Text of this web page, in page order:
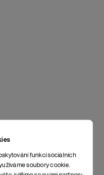
funkcí sociálních
soubory cookie.